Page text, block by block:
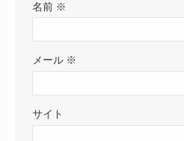
名前 ※
メール ※
サイト